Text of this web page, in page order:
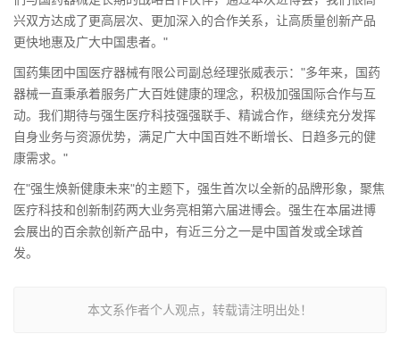
兴双方达成了更高层次、更加深入的合作关系，让高质量创新产品
更快地惠及广大中国患者。"
国药集团中国医疗器械有限公司副总经理张威表示："多年来，国药
器械一直秉承着服务广大百姓健康的理念，积极加强国际合作与互
动。我们期待与强生医疗科技强强联手、精诚合作，继续充分发挥
自身业务与资源优势，满足广大中国百姓不断增长、日趋多元的健
康需求。"
在"强生焕新健康未来"的主题下，强生首次以全新的品牌形象，聚焦
医疗科技和创新制药两大业务亮相第六届进博会。强生在本届进博
会展出的百余款创新产品中，有近三分之一是中国首发或全球首
发。
本文系作者个人观点，转载请注明出处！